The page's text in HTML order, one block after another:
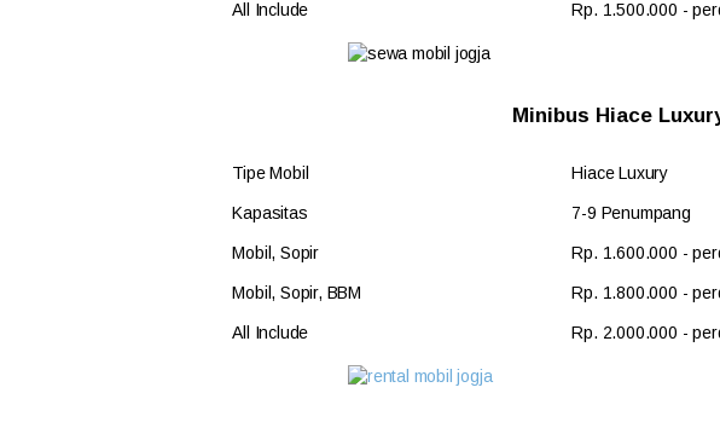
All Include Rp. 1.500.000 -
Minibus Hiace
Tipe Mobil Hiace Luxury
Kapasitas 7-9 Penumpang
Mobil, Sopir Rp. 1.600.000 -
Mobil, Sopir, BBM Rp. 1.800.000 -
All Include Rp. 2.000.000 -